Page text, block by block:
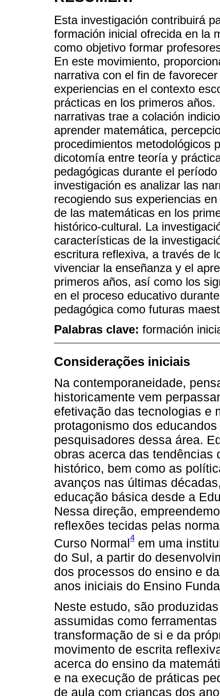
Esta investigación contribuirá
formación inicial ofrecida en la
como objetivo formar
En este movimiento,
narrativa con el fin de
experiencias en el contexto
prácticas en los primeros
narrativas trae a colación
aprender matemática,
procedimientos metodológicos
dicotomía entre teoría y
pedagógicas durante el
investigación es analizar las
recogiendo sus experiencias
de las matemáticas en los
histórico-cultural. La
características de la
escritura reflexiva, a través de
vivenciar la enseñanza y el
primeros años, así como los
en el proceso educativo
pedagógica como futuras
Palabras clave: formación
Considerações iniciais
Na contemporaneidade,
historicamente vem
efetivação das tecnologias e
protagonismo dos
pesquisadores dessa área.
obras acerca das tendências
histórico, bem como as
avanços nas últimas
educação básica desde a
Nessa direção,
reflexões tecidas pelas
Curso Normal4 em uma
do Sul, a partir do
dos processos do ensino e
anos iniciais do Ensino
Neste estudo, são
assumidas como
transformação de si e da
movimento de escrita
acerca do ensino da
e na execução de práticas
de aula com crianças dos